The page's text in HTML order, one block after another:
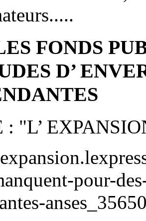
FONDS
D’
: "L’
pour-